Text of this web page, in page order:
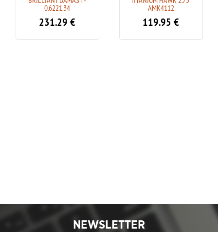
0.6221.34
231.29 €
AMK4112
119.95 €
NEWSLETTER